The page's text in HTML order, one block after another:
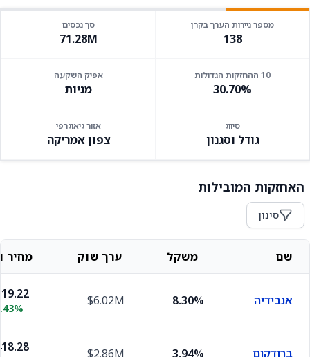
מספר ניירות הערך בקרן
138
סך נכסים
71.28M
10 ההחזקות הגדולות
30.70%
אפיק השקעה
מניות
סיווג
גודל וסגנון
אזור גיאוגרפי
צפון אמריקה
האחזקות המובילות
סינון
שם משקל ערך שוק מחיר
אנבידיה 8.30%
$6.02M
ברודקום 3.94%
$2.86M